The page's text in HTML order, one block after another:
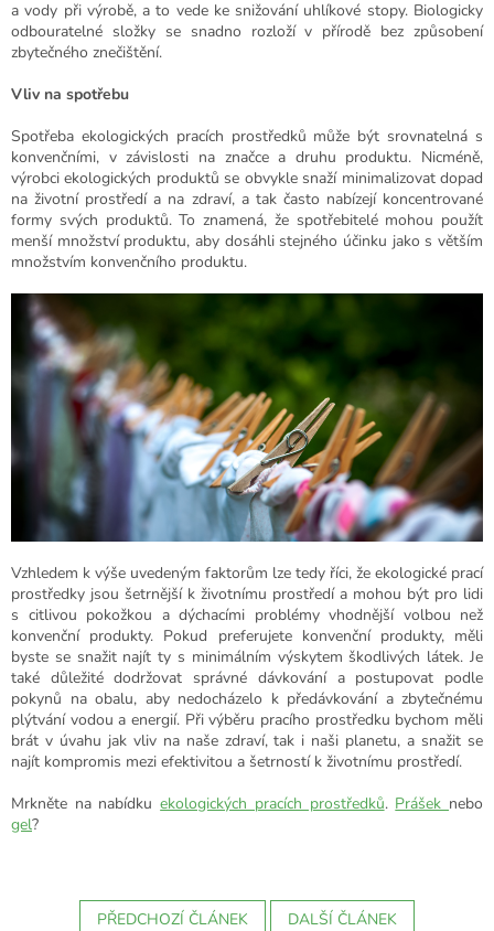
a vody při výrobě, a to vede ke snižování uhlíkové stopy. Biologicky
odbouratelné složky se snadno rozloží v přírodě bez způsobení
zbytečného znečištění.
Vliv na spotřebu
Spotřeba ekologických pracích prostředků může být srovnatelná s
konvenčními, v závislosti na značce a druhu produktu. Nicméně,
výrobci ekologických produktů se obvykle snaží minimalizovat dopad
na životní prostředí a na zdraví, a tak často nabízejí koncentrované
formy svých produktů. To znamená, že spotřebitelé mohou použít
menší množství produktu, aby dosáhli stejného účinku jako s větším
množstvím konvenčního produktu.
Vzhledem k výše uvedeným faktorům lze tedy říci, že ekologické prací
prostředky jsou šetrnější k životnímu prostředí a mohou být pro lidi
s citlivou pokožkou a dýchacími problémy vhodnější volbou než
konvenční produkty. Pokud preferujete konvenční produkty, měli
byste se snažit najít ty s minimálním výskytem škodlivých látek. Je
také důležité dodržovat správné dávkování a postupovat podle
pokynů na obalu, aby nedocházelo k předávkování a zbytečnému
plýtvání vodou a energií. Při výběru pracího prostředku bychom měli
brát v úvahu jak vliv na naše zdraví, tak i naši planetu, a snažit se
najít kompromis mezi efektivitou a šetrností k životnímu prostředí.
Mrkněte na nabídkuekologických pracích prostředků. Prášek nebo
gel?
PŘEDCHOZÍ ČLÁNEK DALŠÍ ČLÁNEK